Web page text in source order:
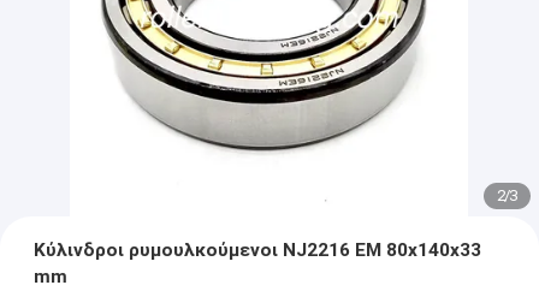
2/3
Κύλινδροι ρυμουλκούμενοι NJ2216 EM 80x140x33
mm